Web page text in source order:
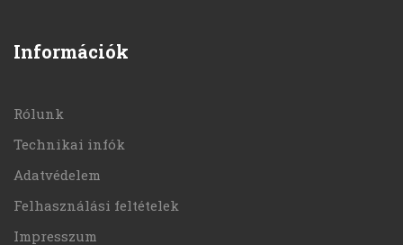
Információk
Rólunk
Technikai infók
Adatvédelem
Felhasználási feltételek
Impresszum